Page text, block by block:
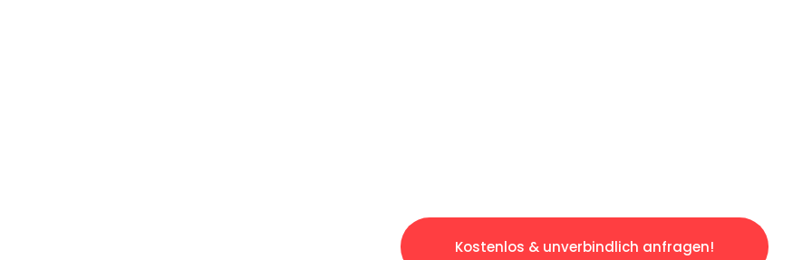
Kostenlos & unverbindlich anfragen!